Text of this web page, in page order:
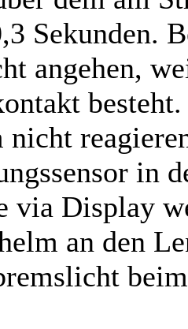
Sekunden.
angehen,
nicht
in
via Display
an den